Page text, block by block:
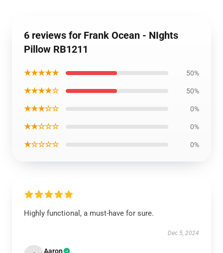
6 reviews for Frank Ocean - NIghts
Pillow RB1211
★★★★★ 50%
★★★★☆ 50%
★★★☆☆ 0%
★★☆☆☆ 0%
★☆☆☆☆ 0%
Highly functional, a must-have for sure.
Dec 5, 2024
Aaron